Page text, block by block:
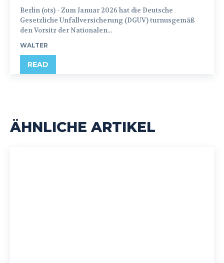
Berlin (ots) - Zum Januar 2026 hat die Deutsche
Gesetzliche Unfallversicherung (DGUV) turnusgemäß
den Vorsitz der Nationalen...
WALTER
READ
ÄHNLICHE ARTIKEL